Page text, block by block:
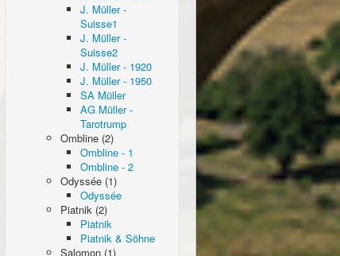
J. Müller -
Suisse1
J. Müller -
Suisse2
J. Müller - 1920
J. Müller - 1950
SA Müller
AG Müller -
Tarotrump
Ombline (2)
Ombline - 1
Ombline - 2
Odyssée (1)
Odyssée
Piatnik (2)
Piatnik
Piatnik & Söhne
Salomon (1)